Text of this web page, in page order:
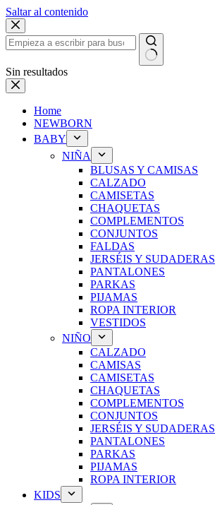
Saltar al contenido
Sin resultados
Home
NEWBORN
BABY
NIÑA
BLUSAS Y CAMISAS
CALZADO
CAMISETAS
CHAQUETAS
COMPLEMENTOS
CONJUNTOS
FALDAS
JERSÉIS Y SUDADERAS
PANTALONES
PARKAS
PIJAMAS
ROPA INTERIOR
VESTIDOS
NIÑO
CALZADO
CAMISAS
CAMISETAS
CHAQUETAS
COMPLEMENTOS
CONJUNTOS
JERSÉIS Y SUDADERAS
PANTALONES
PARKAS
PIJAMAS
ROPA INTERIOR
KIDS